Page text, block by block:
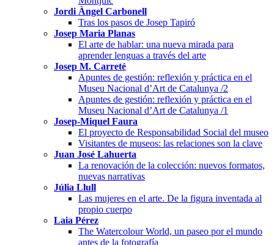
Jordi Àngel Carbonell
Tras los pasos de Josep Tapiró
Josep Maria Planas
El arte de hablar: una nueva mirada para
aprender lenguas a través del arte
Josep M. Carreté
Apuntes de gestión: reflexión y práctica en el
Museu Nacional d’Art de Catalunya /2
Apuntes de gestión: reflexión y práctica en el
Museu Nacional d’Art de Catalunya /1
Josep-Miquel Faura
El proyecto de Responsabilidad Social del museo
Visitantes de museos: las relaciones son la clave
Juan José Lahuerta
La renovación de la colección: nuevos formatos,
nuevas narrativas
Júlia Llull
Las mujeres en el arte. De la figura inventada al
propio cuerpo
Laia Pérez
The Watercolour World, un paseo por el mundo
antes de la fotografía